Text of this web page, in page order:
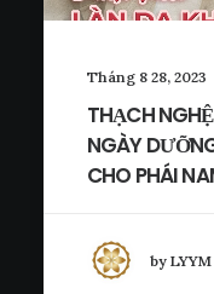
Tháng 8 28, 2023
THẠCH
NGÀY
CHO PHÁI
by